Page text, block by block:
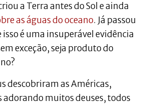
a Terra antes do Sol e ainda
as águas do oceano. Já passou
é uma insuperável evidência
exceção, seja produto do
descobriram as Américas,
muitos deuses, todos